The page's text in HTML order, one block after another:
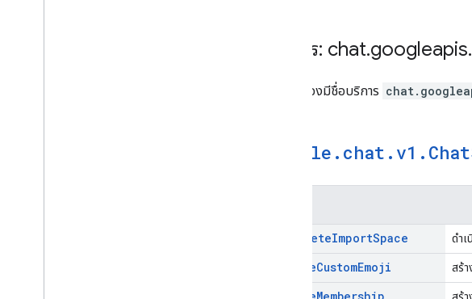
บริการ: chat.googleapis.
จำเป็นต้องมีชื่อบริการ
google . chat . v1 . Chat
CompleteImportSpace ดำเ
CreateCustomEmoji สร้า